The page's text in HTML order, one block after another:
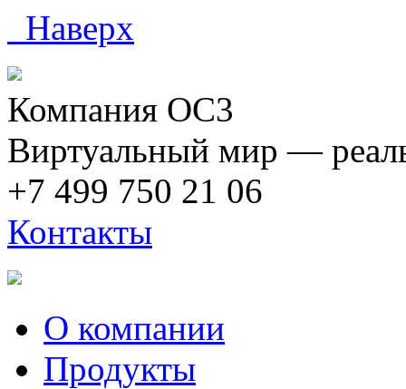
Наверх
Компания ОС3
Виртуальный мир —
+7 499 750 21 06
Контакты
О компании
Продукты